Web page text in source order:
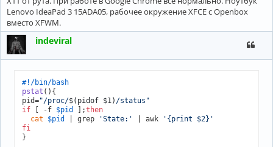
Lenovo IdeaPad 3 15ADA05, рабочее окружение XFCE с Openbox
вместо XFWM.
indeviral
#!/bin/bash
pstat (){
pid="/proc/$(pidof $1) /status"
if [ -f $pid ];then
cat
$pid | grep 'State:' | awk
'{print $2}'
fi
}